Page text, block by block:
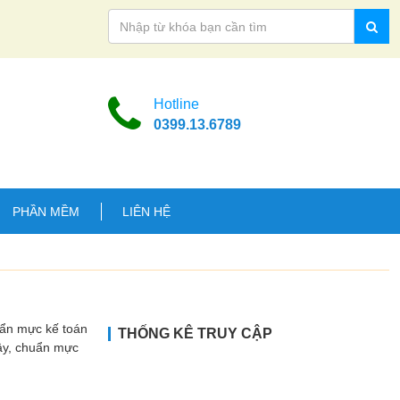
Hotline
0399.13.6789
PHẦN MỀM LIÊN HỆ
mực kế toán
chuẩn mực
THỐNG KÊ TRUY CẬP